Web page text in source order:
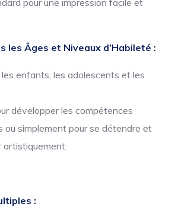
pour une impression facile et
les Âges et Niveaux d’Habileté :
les enfants, les adolescents et les
développer les compétences
ou simplement pour se détendre et
artistiquement.
: